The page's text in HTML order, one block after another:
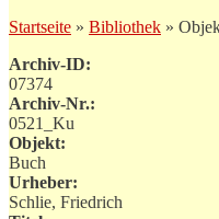
Startseite » Bibliothek »
Archiv-ID:
07374
Archiv-Nr.:
0521_Ku
Objekt:
Buch
Urheber:
Schlie, Friedrich